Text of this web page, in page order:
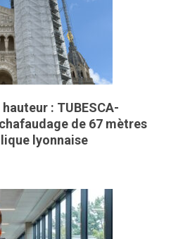
: TUBESCA-
de 67 mètres
lyonnaise